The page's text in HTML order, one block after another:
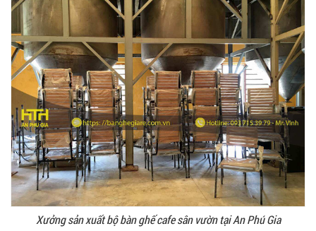
Xưởng sản xuất bộ bàn ghế cafe sân vườn tại An Phú Gia